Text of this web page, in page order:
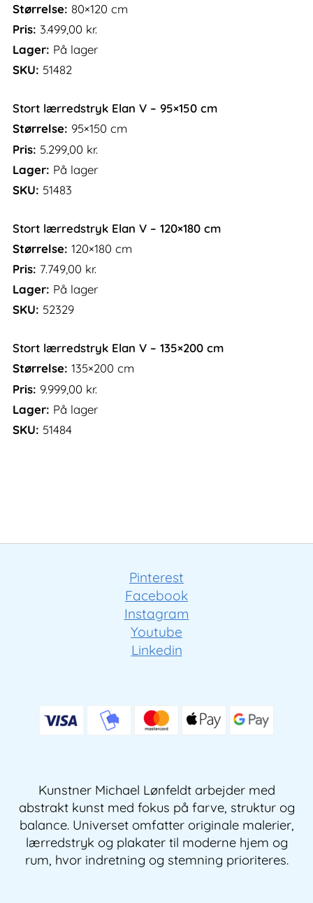
Størrelse: 80×120 cm
Pris: 3.499,00 kr.
Lager: På lager
SKU: 51482
Stort lærredstryk Elan V – 95×150 cm
Størrelse: 95×150 cm
Pris: 5.299,00 kr.
Lager: På lager
SKU: 51483
Stort lærredstryk Elan V – 120×180 cm
Størrelse: 120×180 cm
Pris: 7.749,00 kr.
Lager: På lager
SKU: 52329
Stort lærredstryk Elan V – 135×200 cm
Størrelse: 135×200 cm
Pris: 9.999,00 kr.
Lager: På lager
SKU: 51484
Pinterest
Facebook
Instagram
Youtube
Linkedin
Kunstner Michael Lønfeldt arbejder med
abstrakt kunst med fokus på farve, struktur og
balance. Universet omfatter originale malerier,
lærredstryk og plakater til moderne hjem og
rum, hvor indretning og stemning prioriteres.